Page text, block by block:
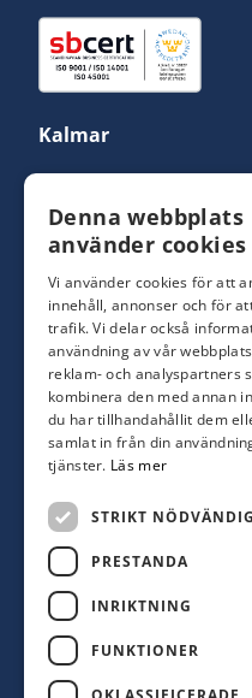
Kalmar
Yrkesbutik: 0480-44 28 08
Torsåsgatan 9
392 39 Kalmar
Färjestaden
0485-310 71
Storgatan 34
386 30 Färjestaden
Denna webbplats
använder cookies
Vi använder cookies för att
innehåll, annonser och för
trafik. Vi delar också
användning av vår
reklam- och analyspartners
kombinera den med annan
du har tillhandahållit dem
samlat in från din
tjänster. Läs mer
STRIKT
PRESTANDA
INRIKTNING
FUNKTIONER